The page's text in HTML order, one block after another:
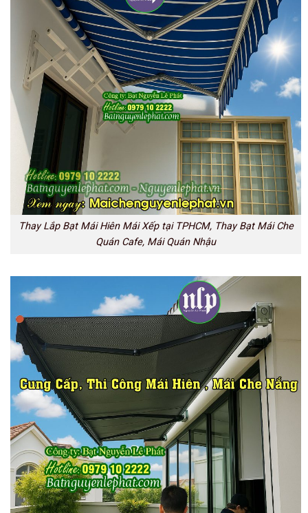
Thay Lắp Bạt Mái Hiên Mái Xếp tại TPHCM, Thay Bạt Mái Che
Quán Cafe, Mái Quán Nhậu